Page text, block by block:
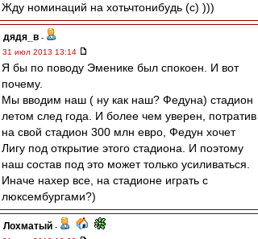
Жду номинаций на хотьчтонибудь (с) )))
дядя_в -
31 июл 2013 13:14
Я бы по поводу Эменике был спокоен. И вот
почему.
Мы вводим наш ( ну как наш? Федуна) стадион
летом след года. И более чем уверен, потратив
на свой стадион 300 млн евро, Федун хочет
Лигу под открытие этого стадиона. И поэтому
наш состав под это может только усиливаться.
Иначе нахер все, на стадионе играть с
люксембургами?)
Лохматый -